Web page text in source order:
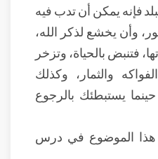
فإنه يمكن أن تدب فيه
وأن يخشع لذكر الله،
فتنبض بالحياة، وتزخر
والثمار، وكذلك
يستبطئك بالرجوع
هذا الموضوع في درس